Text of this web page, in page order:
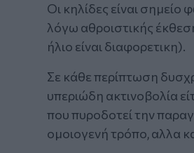
Οι κηλίδες είναι
λόγω αθροιστικής
ήλιο είναι διαφορετικη).
Σε κάθε περίπτωση
υπεριώδη ακτινοβολία
που πυροδοτεί την
ομοιογενή τρόπο, αλλα